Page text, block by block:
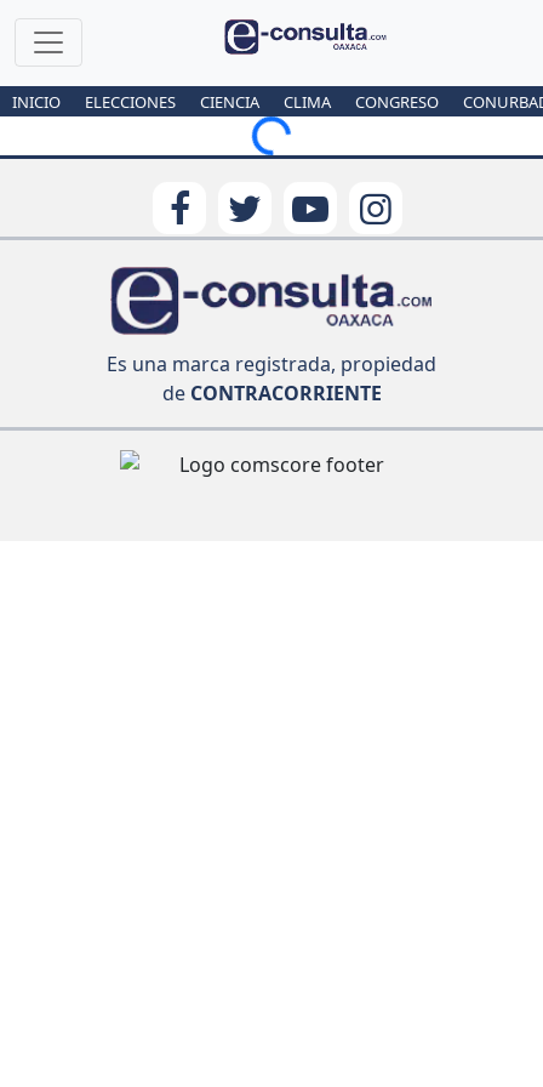
INICIO ELECCIONES CIENCIA CLIMA CONGRESO
Loading...
Es una marca registrada, propiedad
deCONTRACORRIENTE